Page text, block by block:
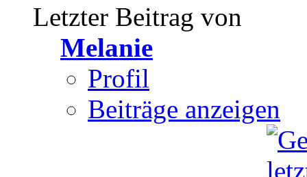
Letzter Beitrag von
Melanie
Profil
Beiträge anzeigen